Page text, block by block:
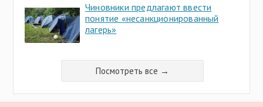
Чиновники предлагают ввести
понятие «несанкционированный
лагерь»
Посмотреть все →